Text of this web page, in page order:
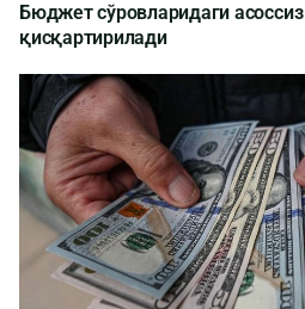
Бюджет сўровларидаги
қисқартирилади